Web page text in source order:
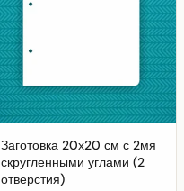
Заготовка 20х20 см с 2мя
скругленными углами (2
отверстия)